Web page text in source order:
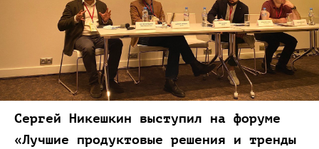
Сергей Никешкин выступил на форуме
«Лучшие продуктовые решения и тренды